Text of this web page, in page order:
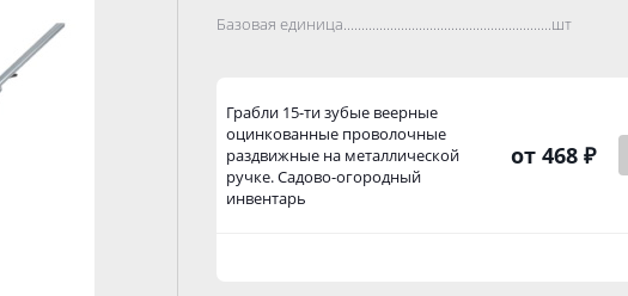
Базовая единица..................................................................................
шт
Грабли 15-ти зубые веерные
оцинкованные проволочные
раздвижные на металлической
ручке. Садово-огородный
инвентарь
от 468 ₽